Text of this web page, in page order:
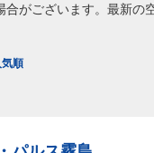
がございます。最新の
気順